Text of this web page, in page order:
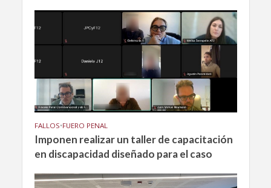
FALLOS•FUERO PENAL
Imponen realizar un taller de capacitación
en discapacidad diseñado para el caso